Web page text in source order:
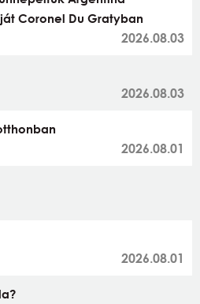
Coronel Du Gratyban
2026.08.03
2026.08.03
2026.08.01
2026.08.01